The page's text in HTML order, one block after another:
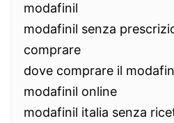
modafinil
modafinil senza
comprare
dove comprare il
modafinil online
modafinil italia senza